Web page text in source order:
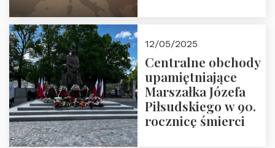
12/05/2025
Centralne obchody
upamiętniające
Marszałka Józefa
Piłsudskiego w 90.
rocznicę śmierci